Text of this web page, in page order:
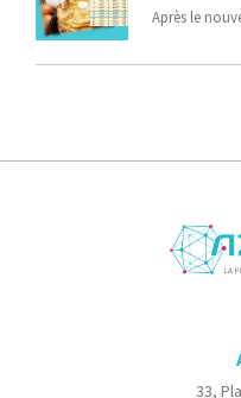
Après le
33,